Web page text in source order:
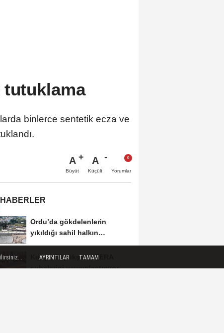
binlerce sentetik ecza ve
A
Büyüt
A
Küçült Yorumlar
Ordu’da gökdelenlerin
yıkıldığı sahil halkın
Konya Büyükşehir FERA
şubelerini yaygınlaştırıyor
AYRINTILAR TAMAM